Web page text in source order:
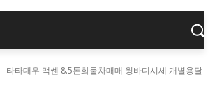
타타대우 맥쎈 8.5톤화물차매매 윙바디시세 개별용달